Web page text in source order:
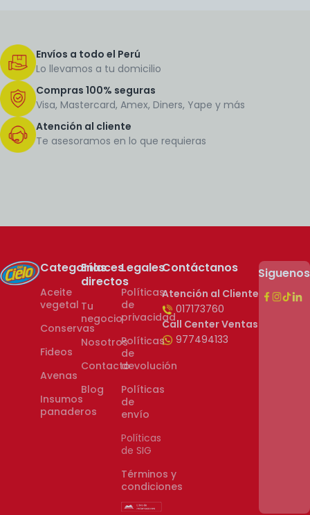
Envíos a todo el Perú
Lo llevamos a tu domicilio
Compras 100% seguras
Visa, Mastercard, Amex, Diners, Yape y más
Atención al cliente
Te asesoramos en lo que requieras
Categorías
Aceite
vegetal
Conservas
Fideos
Avenas
Insumos
panaderos
Enlaces
directos
Tu
negocio
Nosotros
Contacto
Blog
Legales
Políticas
de
privacidad
Políticas
de
devolución
Políticas
de
envío
Políticas
de SIG
Términos y
condiciones
Siguenos
Contáctanos
Atención al Cliente
017173760
Call Center Ventas
977494133